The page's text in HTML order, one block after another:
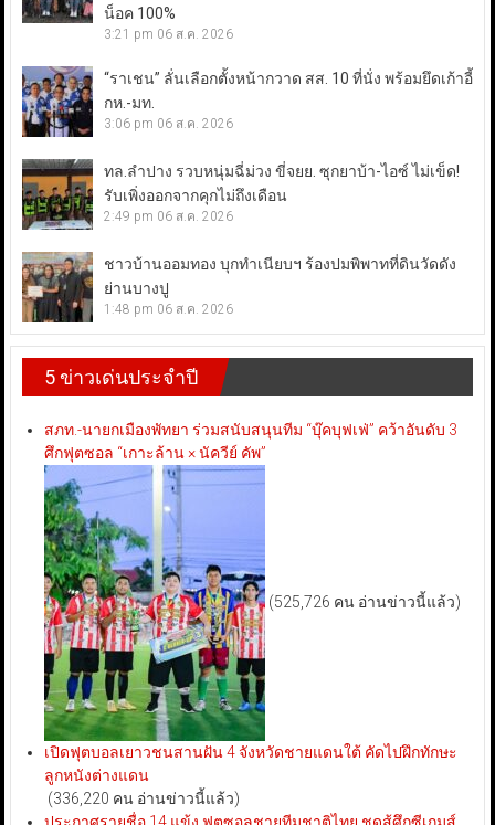
น็อค 100%
3:21 pm 06 ส.ค. 2026
“ราเชน” ลั่นเลือกตั้งหน้ากวาด สส. 10 ที่นั่ง พร้อมยึดเก้าอี้
กห.-มท.
3:06 pm 06 ส.ค. 2026
ทล.ลำปาง รวบหนุ่มฉี่ม่วง ขี่จยย. ซุกยาบ้า-ไอซ์ ไม่เข็ด!
รับเพิ่งออกจากคุกไม่ถึงเดือน
2:49 pm 06 ส.ค. 2026
ชาวบ้านออมทอง บุกทำเนียบฯ ร้องปมพิพาทที่ดินวัดดัง
ย่านบางปู
1:48 pm 06 ส.ค. 2026
5 ข่าวเด่นประจำปี
สภท.-นายกเมืองพัทยา ร่วมสนับสนุนทีม “บุ๊คบุฟเฟ่” คว้าอันดับ 3
ศึกฟุตซอล “เกาะล้าน × นัควีย์ คัพ”
(525,726 คน อ่านข่าวนี้แล้ว)
เปิดฟุตบอลเยาวชนสานฝัน 4 จังหวัดชายแดนใต้ คัดไปฝึกทักษะ
ลูกหนังต่างแดน
(336,220 คน อ่านข่าวนี้แล้ว)